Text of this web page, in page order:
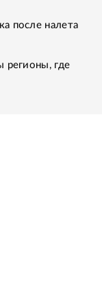
после налета
регионы, где